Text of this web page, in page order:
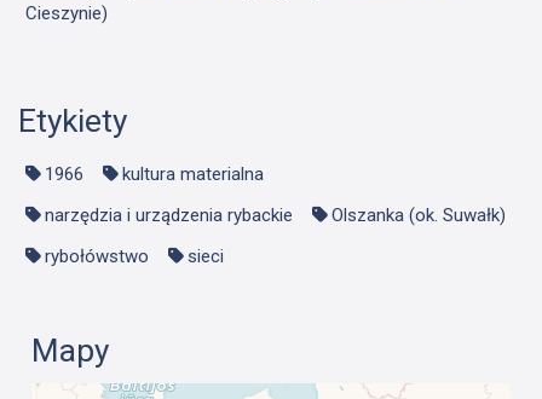
Cieszynie)
Etykiety
1966
kultura materialna
narzędzia i urządzenia rybackie
Olszanka (ok. Suwałk)
rybołówstwo
sieci
Mapy